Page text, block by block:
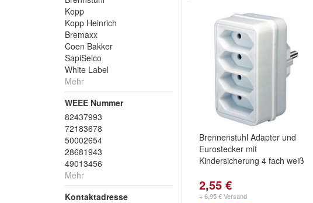
Kopp
Kopp Heinrich
Bremaxx
Coen Bakker
SapiSelco
White Label
Mehr
WEEE Nummer
82437993
72183678
50002654
28681943
49013456
Mehr
Kontaktadresse
Brennenstuhl Adapter und
Eurostecker mit
Kindersicherung 4 fach weiß
2,55 €
+ 6,95 € Versand